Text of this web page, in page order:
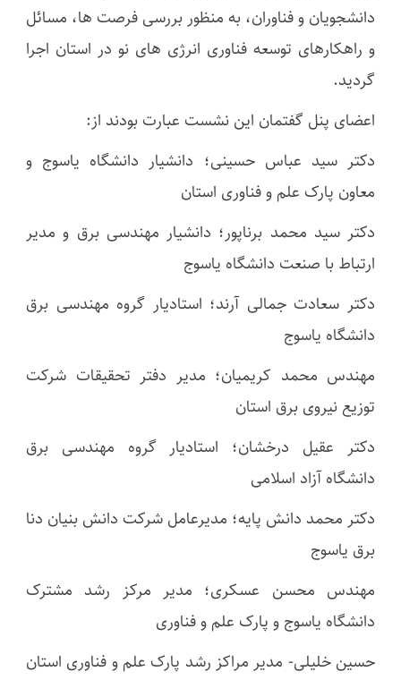
دانشجویان و فناوران، به منظور بررسی فرصت ها، مسائل
و راهکارهای توسعه فناوری انرژی های نو در استان اجرا
گردید.
اعضای پنل گفتمان این نشست عبارت بودند از:
دکتر سید عباس حسینی؛ دانشیار دانشگاه یاسوج و
معاون پارک علم و فناوری استان
دکتر سید محمد برناپور؛ دانشیار مهندسی برق و مدیر
ارتباط با صنعت دانشگاه یاسوج
دکتر سعادت جمالی آرند؛ استادیار گروه مهندسی برق
دانشگاه یاسوج
مهندس محمد کریمیان؛ مدیر دفتر تحقیقات شرکت
توزیع نیروی برق استان
دکتر عقیل درخشان؛ استادیار گروه مهندسی برق
دانشگاه آزاد اسلامی
دکتر محمد دانش پایه؛ مدیرعامل شرکت دانش بنیان دنا
برق یاسوج
مهندس محسن عسکری؛ مدیر مرکز رشد مشترک
دانشگاه یاسوج و پارک علم و فناوری
حسین خلیلی- مدیر مراکز رشد پارک علم و فناوری استان